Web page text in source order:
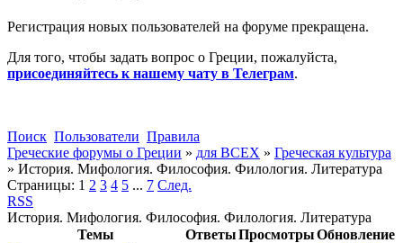
Регистрация новых пользователей на форуме прекращена.
Для того, чтобы задать вопрос о Греции, пожалуйста,
присоединяйтесь к нашему чату в Телеграм.
Поиск Пользователи Правила
Греческие форумы о Греции » для ВСЕХ » Греческая культура
» История. Мифология. Философия. Филология. Литература
Страницы: 1 2 3 4 5 ... 7 След.
RSS
История. Мифология. Философия. Филология. Литература
Темы
ОтветыПросмотрыОбновление